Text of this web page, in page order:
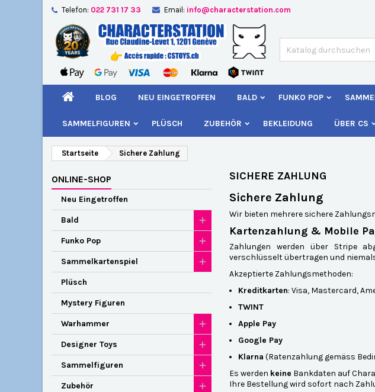
Telefon: 022 731 17 33 Email: info@characterstation.com
BLOG NEU EINGETROFFEN BALD FUNKO POP
SAMMELFIGUREN PLÜSCH ZUBEHÖR BEKLEIDUNG ÜBER CS
Startseite Sichere Zahlung
ONLINE-SHOP
Neu Eingetroffen
Bald
Funko Pop
Sammelkartenspiel
Plüsch
Mystery Figuren
Warhammer
Designer Toys
Sammelfiguren
Zubehör
SICHERE ZAHLUNG
Sichere Zahlung
Wir bieten mehrere sichere
Kartenzahlung & Mobile
Zahlungen werden über Stripe
verschlüsselt übertragen und
Akzeptierte Zahlungsmethoden:
Kreditkarten: Visa, Mastercard,
TWINT
Apple Pay
Google Pay
Klarna (Ratenzahlung gemäss
Es werden keine Bankdaten auf
Ihre Bestellung wird sofort nach
Auf meine
Create new list
((modalTitle))
((confirmMessage))
Wunschliste
Name der Wunschliste
Anmelden
Sie müssen angemeldet sein,
können.